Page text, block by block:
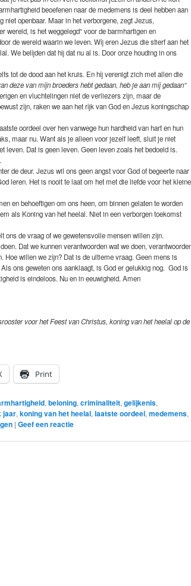
beoefenen naar de medemens is deel hebben aan
openbaar. Maar in het verborgene, zegt Jezus,
wereld, is het weggelegd” voor de barmhartigen en
de wereld waarin we leven. Wij eren Jezus die stierf aan het
We belijden dat hij dat nu al is. Door onze houding in ons
tot de dood aan het kruis. En hij verenigt zich met allen die
deze van mijn broeders hebt gedaan, heb je aan mij gedaan”
en vluchtelingen niet de verliezers zijn, maar de
zijn, raken we aan het rijk van God en Jezus koningschap
oordeel over hen vanwege hun hardheid van hart en hun
maar nu. Want als je alleen voor jezelf leeft, sluit je niet
leven. Dat is geen leven. Geen leven zoals het bedoeld is.
de deur. Jezus wil ons geen angst voor God of begeerte naar
leren. Het is nooit te laat om het met die liefde voor het kleine
en behoeftigen om ons heen, om binnen gelaten te worden
als Koning van het heelal. Niet in een verborgen toekomst
ons de vraag of we gewetensvolle mensen willen zijn.
Dat we kunnen verantwoorden wat we doen,
willen we zijn? Dat is de ultieme vraag. Geen mens is
ons geweten ons aanklaagt, is God er gelukkig nog. God is
is eindeloos. Nu en in eeuwigheid. Amen
voor het Feest van Christus, koning van het heelal op de
Print
, beloning, criminaliteit, gelijkenis,
jaar, koning van het heelal, laatste oordeel, medemens,
| Geef een reactie